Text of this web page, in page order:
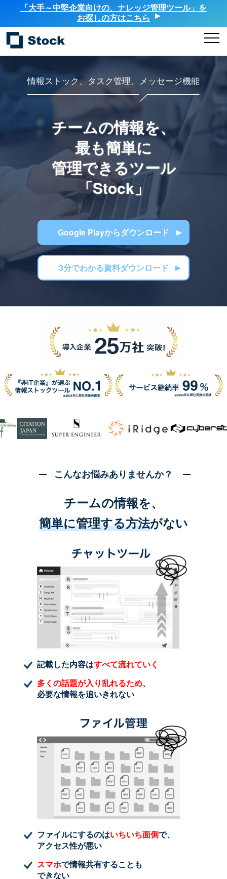
「大手～中堅企業向けの、ナレッジ管理ツール」を
お探しの方はこちら
情報ストック、タスク管理、メッセージ機能
チームの情報を、
最も簡単に
管理できるツール
「Stock」
Google Playからダウンロード
3分でわかる資料ダウンロード
こんなお悩みありませんか？
チームの情報を、
簡単に管理する方法がない
記載した内容はすべて流れていく
多くの話題が入り乱れるため、
必要な情報を追いきれない
ファイルにするのはいちいち面倒で、
アクセス性が悪い
スマホで情報共有することも
できない